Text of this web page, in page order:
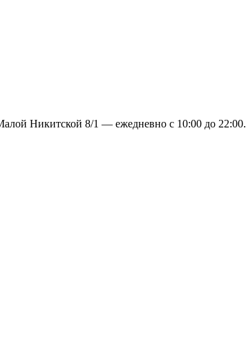
Никитской 8/1 — ежедневно с 10:00 до 22:00.